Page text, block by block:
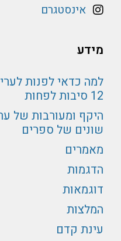
מידע
למה כדאי לפנות
12 סיבות לפחות
היקף ומעורבות של
שונים של ספרים
מאמרים
הדגמות
דוגמאות
המלצות
עינת קדם
אינסטגרם